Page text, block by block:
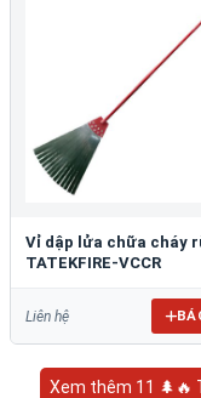
Vỉ dập lửa chữa cháy
TATEKFIRE-VCCR
Liên hệ
Xem thêm 11 🌲🔥